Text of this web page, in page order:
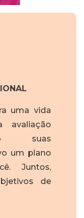
uma vida
avaliação
suas
um plano
Juntos,
de